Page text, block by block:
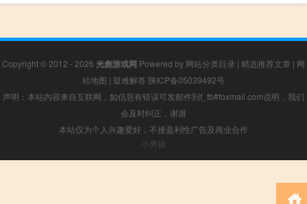
Copyright © 2012 - 2026 光彪游戏网 Powered by 网站分类目录 | 精选推荐文章 | 网
站地图 | 疑难解答 陕ICP备05039492号
声明：本站内容来自互联网，如信息有错误可发邮件到f_fb#foxmail.com说明，我们
会及时纠正，谢谢
本站仅为个人兴趣爱好，不接盈利性广告及商业合作
小男孩